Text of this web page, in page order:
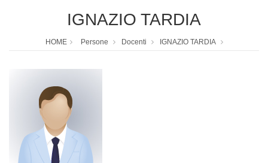
IGNAZIO TARDIA
HOME Persone Docenti IGNAZIO TARDIA